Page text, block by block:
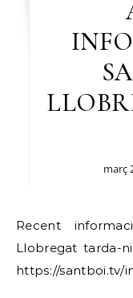
març
Recent informació recollida de Sant Boi de
Llobregat tarda-
https://santboi.tv/